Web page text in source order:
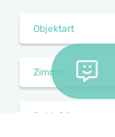
Objektart
Zimmer
Schlafzimmer